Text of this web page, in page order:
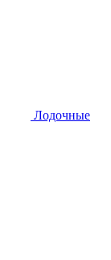
Лодочные